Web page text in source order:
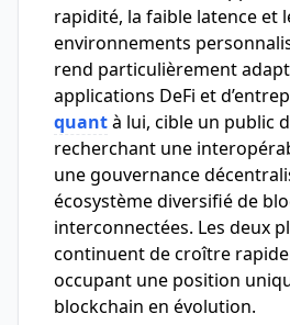
rapidité, la faible latence et
environnements
rend particulièrement
applications DeFi et
quantà lui, cible un public
recherchant une
une gouvernance
écosystème diversifié de
interconnectées. Les deux
continuent de croître
occupant une position
blockchain en évolution.